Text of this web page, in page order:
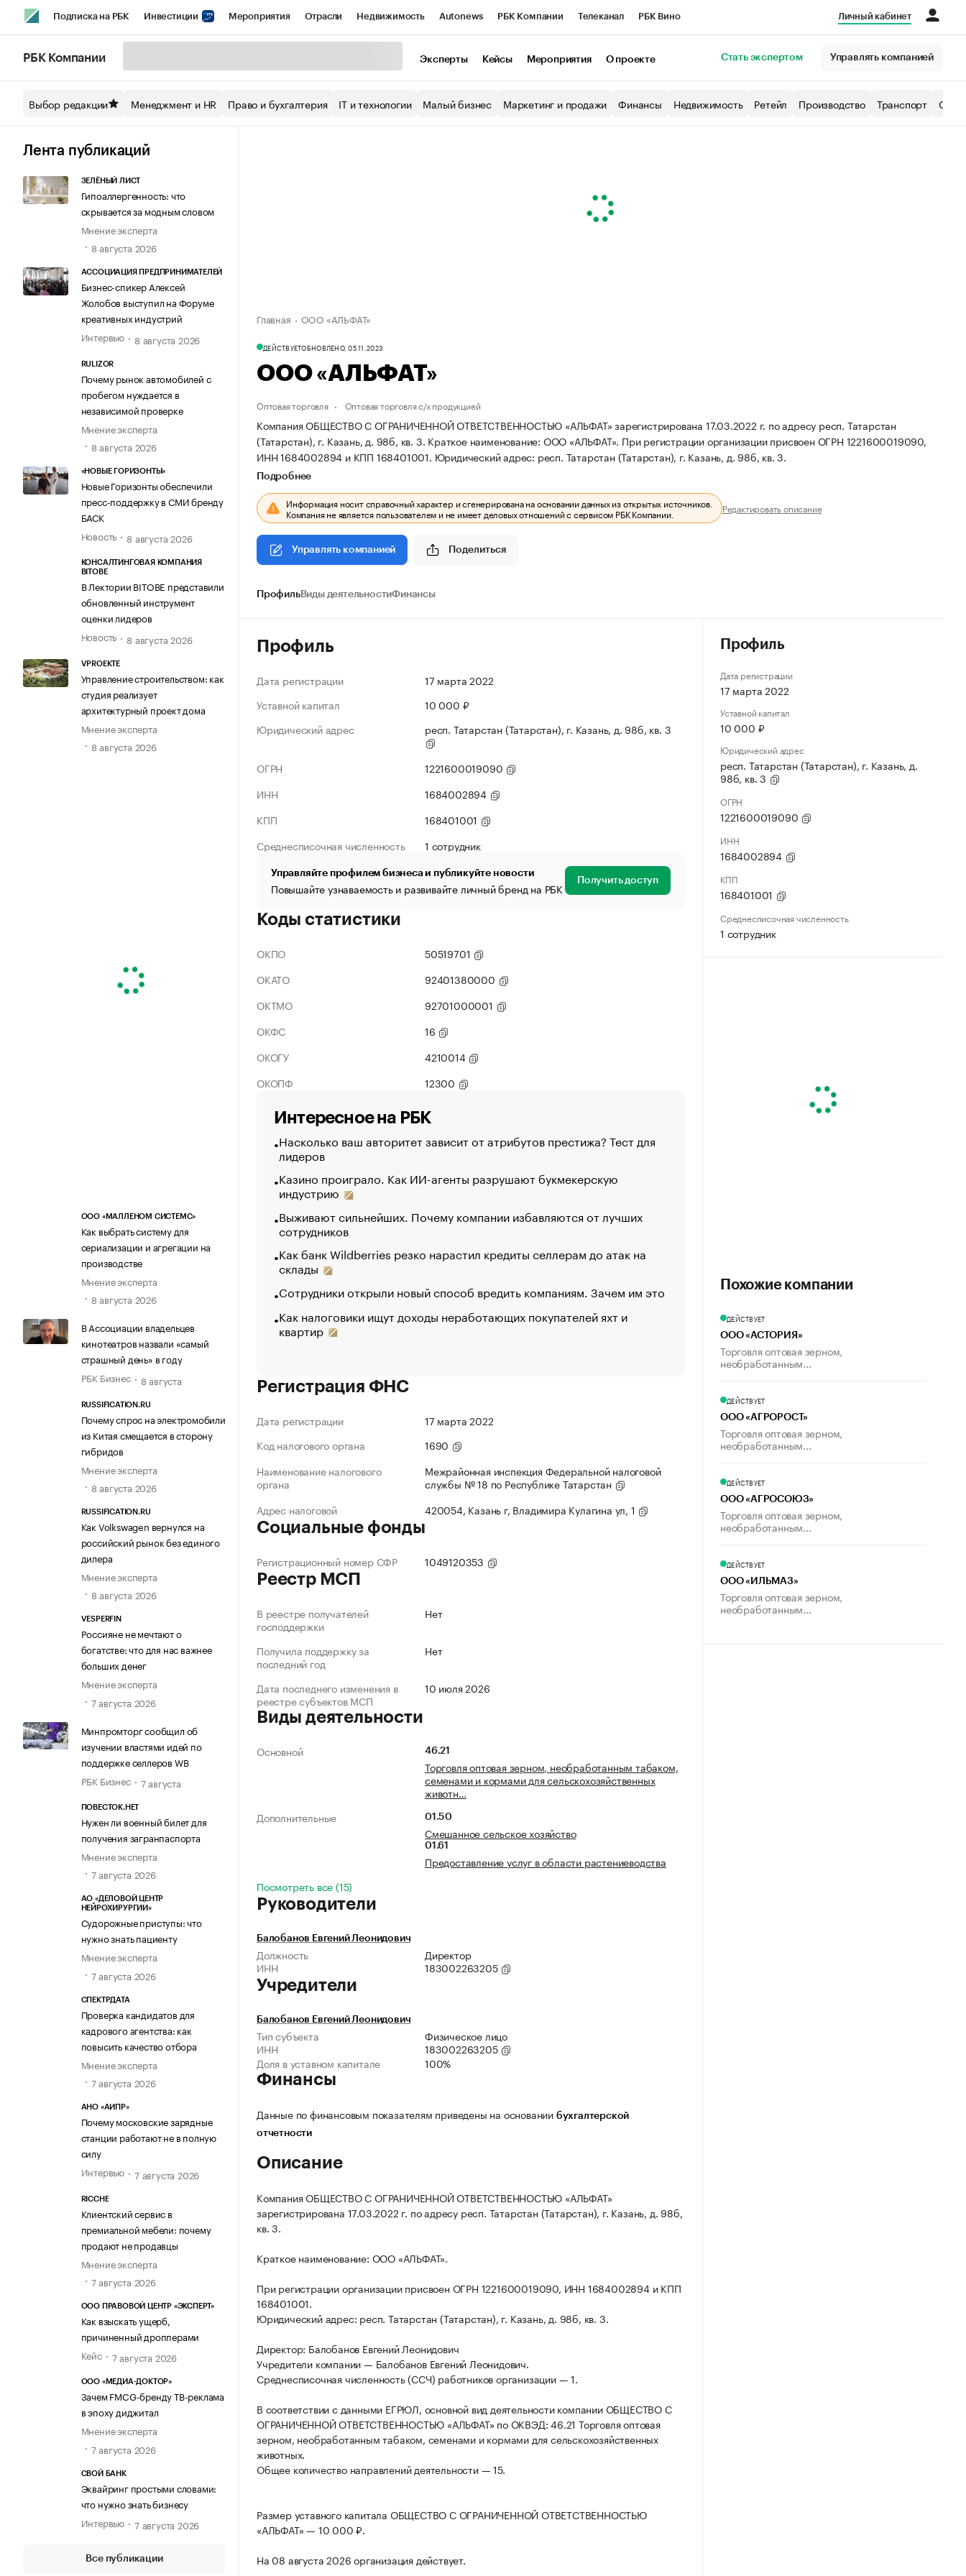
Подписка на РБК Инвестиции Мероприятия Отрасли Недвижимость Autonews РБК Компании Телеканал РБК Вино
Спецпроекты СПб Конференции СПб Спецпроекты Экономика Бизнес
Технологии и медиа
Личный кабинет
РБК Компании Эксперты Кейсы Мероприятия О проекте Стать экспертом Управлять компанией
Выбор редакции Менеджмент и HR Право и бухгалтерия IT и технологии Малый бизнес Маркетинг и продажи Финансы Недвижимость Ретейл Производство Транспорт
Лента публикаций
ЗЕЛЁНЫЙ ЛИСТ
Гипоаллергенность: что
скрывается за модным словом
Мнение эксперта
8 августа 2026
АССОЦИАЦИЯ ПРЕДПРИНИМАТЕЛЕЙ
Бизнес-спикер Алексей
Жолобов выступил на Форуме
креативных индустрий
Интервью
8 августа 2026
RULIZOR
Почему рынок автомобилей с
пробегом нуждается в
независимой проверке
Мнение эксперта
8 августа 2026
«НОВЫЕ ГОРИЗОНТЫ»
Новые Горизонты обеспечили
пресс-поддержку в СМИ бренду
БАСК
Новость
8 августа 2026
КОНСАЛТИНГОВАЯ КОМПАНИЯ
BITOBE
В Лектории BITOBE представили
обновленный инструмент
оценки лидеров
Новость
8 августа 2026
VPROEKTE
Управление строительством: как
студия реализует
архитектурный проект дома
Мнение эксперта
8 августа 2026
ООО «МАЛЛЕНОМ СИСТЕМС»
Как выбрать систему для
сериализации и агрегации на
производстве
Мнение эксперта
8 августа 2026
В Ассоциации владельцев
кинотеатров назвали «самый
страшный день» в году
РБК Бизнес
8 августа
RUSSIFICATION.RU
Почему спрос на электромобили
из Китая смещается в сторону
гибридов
Мнение эксперта
8 августа 2026
RUSSIFICATION.RU
Как Volkswagen вернулся на
российский рынок без единого
дилера
Мнение эксперта
8 августа 2026
VESPERFIN
Россияне не мечтают о
богатстве: что для нас важнее
больших денег
Мнение эксперта
7 августа 2026
Минпромторг сообщил об
изучении властями идей по
поддержке селлеров WB
РБК Бизнес
7 августа
ПОВЕСТОК.НЕТ
Нужен ли военный билет для
получения загранпаспорта
Мнение эксперта
7 августа 2026
АО «ДЕЛОВОЙ ЦЕНТР
НЕЙРОХИРУРГИИ»
Судорожные приступы: что
нужно знать пациенту
Мнение эксперта
7 августа 2026
СПЕКТРДАТА
Проверка кандидатов для
кадрового агентства: как
повысить качество отбора
Мнение эксперта
7 августа 2026
АНО «АИПР»
Почему московские зарядные
станции работают не в полную
силу
Интервью
7 августа 2026
RICCHE
Клиентский сервис в
премиальной мебели: почему
продают не продавцы
Мнение эксперта
7 августа 2026
ООО ПРАВОВОЙ ЦЕНТР «ЭКСПЕРТ»
Как взыскать ущерб,
причиненный дропперами
Кейс
7 августа 2026
ООО «МЕДИА-ДОКТОР»
Зачем FMCG-бренду ТВ-реклама
в эпоху диджитал
Мнение эксперта
7 августа 2026
СВОЙ БАНК
Эквайринг простыми словами:
что нужно знать бизнесу
Интервью
7 августа 2026
Все публикации
Главная ООО «АЛЬФАТ»
ДЕЙСТВУЕТОБНОВЛЕНО, 05.11.2023
ООО «АЛЬФАТ»
Оптовая торговля Оптовая торговля с/х продукцией
Компания ОБЩЕСТВО С ОГРАНИЧЕННОЙ ОТВЕТСТВЕННОСТЬЮ «АЛЬФАТ» зарегистрирована 17.03.2022 г. по адресу респ. Татарстан
(Татарстан), г. Казань, д. 98б, кв. 3. Краткое наименование: ООО «АЛЬФАТ». При регистрации организации присвоен ОГРН 1221600019090,
ИНН 1684002894 и КПП 168401001. Юридический адрес: респ. Татарстан (Татарстан), г. Казань, д. 98б, кв. 3.
Подробнее
Информация носит справочный характер и сгенерирована на основании данных из открытых источников.
Компания не является пользователем и не имеет деловых отношений с сервисом РБК Компании. Редактировать описание
Управлять компанией Поделиться
ПрофильВиды деятельностиФинансы
Профиль
Дата регистрации
17 марта 2022
Уставной капитал
10 000 ₽
Юридический адрес
респ. Татарстан (Татарстан), г. Казань, д. 98б, кв. 3
ОГРН
1221600019090
ИНН
1684002894
КПП
168401001
Среднесписочная численность
1 сотрудник
Управляйте профилем бизнеса и публикуйте новости
Повышайте узнаваемость и развивайте личный бренд на РБК Получить доступ
Коды статистики
ОКПО
50519701
ОКАТО
92401380000
ОКТМО
92701000001
ОКФС
16
ОКОГУ
4210014
ОКОПФ
12300
Интересное на РБК
Насколько ваш авторитет зависит от атрибутов престижа? Тест для
лидеров
Казино проиграло. Как ИИ-агенты разрушают букмекерскую
индустрию
Выживают сильнейших. Почему компании избавляются от лучших
сотрудников
Как банк Wildberries резко нарастил кредиты селлерам до атак на
склады
Сотрудники открыли новый способ вредить компаниям. Зачем им это
Как налоговики ищут доходы неработающих покупателей яхт и
квартир
Стресс обеспеченных людей: почему рост доходов
Что обвинения против Павла Дурова значат для
пользователей
Регистрация ФНС
Дата регистрации
17 марта 2022
Код налогового органа
1690
Наименование налогового
органа
Межрайонная инспекция Федеральной налоговой
службы № 18 по Республике Татарстан
Адрес налоговой
420054, Казань г, Владимира Кулагина ул, 1
Социальные фонды
Регистрационный номер СФР 1049120353
Реестр МСП
В реестре получателей
господдержки
Нет
Получила поддержку за
последний год
Нет
Дата последнего изменения в
реестре субъектов МСП
10 июля 2026
Виды деятельности
Основной 46.21
Торговля оптовая зерном, необработанным табаком,
семенами и кормами для сельскохозяйственных
животн…
Дополнительные
01.50
Смешанное сельское хозяйство
01.61
Предоставление услуг в области растениеводства
Посмотреть все (15)
Руководители
Балобанов Евгений Леонидович
Должность
Директор
ИНН
183002263205
Учредители
Балобанов Евгений Леонидович
Тип субъекта
Физическое лицо
ИНН
183002263205
Доля в уставном капитале
100%
Финансы
Данные по финансовым показателям приведены на основании бухгалтерской
отчетности
Описание
Компания ОБЩЕСТВО С ОГРАНИЧЕННОЙ ОТВЕТСТВЕННОСТЬЮ «АЛЬФАТ»
зарегистрирована 17.03.2022 г. по адресу респ. Татарстан (Татарстан), г. Казань, д. 98б,
кв. 3.
Краткое наименование: ООО «АЛЬФАТ».
При регистрации организации присвоен ОГРН 1221600019090, ИНН 1684002894 и КПП
168401001.
Юридический адрес: респ. Татарстан (Татарстан), г. Казань, д. 98б, кв. 3.
Директор: Балобанов Евгений Леонидович
Учредители компании — Балобанов Евгений Леонидович.
Среднесписочная численность (ССЧ) работников организации — 1.
В соответствии с данными ЕГРЮЛ, основной вид деятельности компании ОБЩЕСТВО С
ОГРАНИЧЕННОЙ ОТВЕТСТВЕННОСТЬЮ «АЛЬФАТ» по ОКВЭД: 46.21 Торговля оптовая
зерном, необработанным табаком, семенами и кормами для сельскохозяйственных
животных.
Общее количество направлений деятельности — 15.
Размер уставного капитала ОБЩЕСТВО С ОГРАНИЧЕННОЙ ОТВЕТСТВЕННОСТЬЮ
«АЛЬФАТ» — 10 000 ₽.
На 08 августа 2026 организация действует.
Профиль
Дата регистрации
17 марта 2022
Уставной капитал
10 000 ₽
Юридический адрес
респ. Татарстан (Татарстан), г. Казань, д.
98б, кв. 3
ОГРН
1221600019090
ИНН
1684002894
КПП
168401001
Среднесписочная численность
1 сотрудник
Похожие компании
ДЕЙСТВУЕТ
ООО «АСТОРИЯ»
Торговля оптовая зерном,
необработанным...
ДЕЙСТВУЕТ
ООО «АГРОРОСТ»
Торговля оптовая зерном,
необработанным...
ДЕЙСТВУЕТ
ООО «АГРОСОЮЗ»
Торговля оптовая зерном,
необработанным...
ДЕЙСТВУЕТ
ООО «ИЛЬМАЗ»
Торговля оптовая зерном,
необработанным...